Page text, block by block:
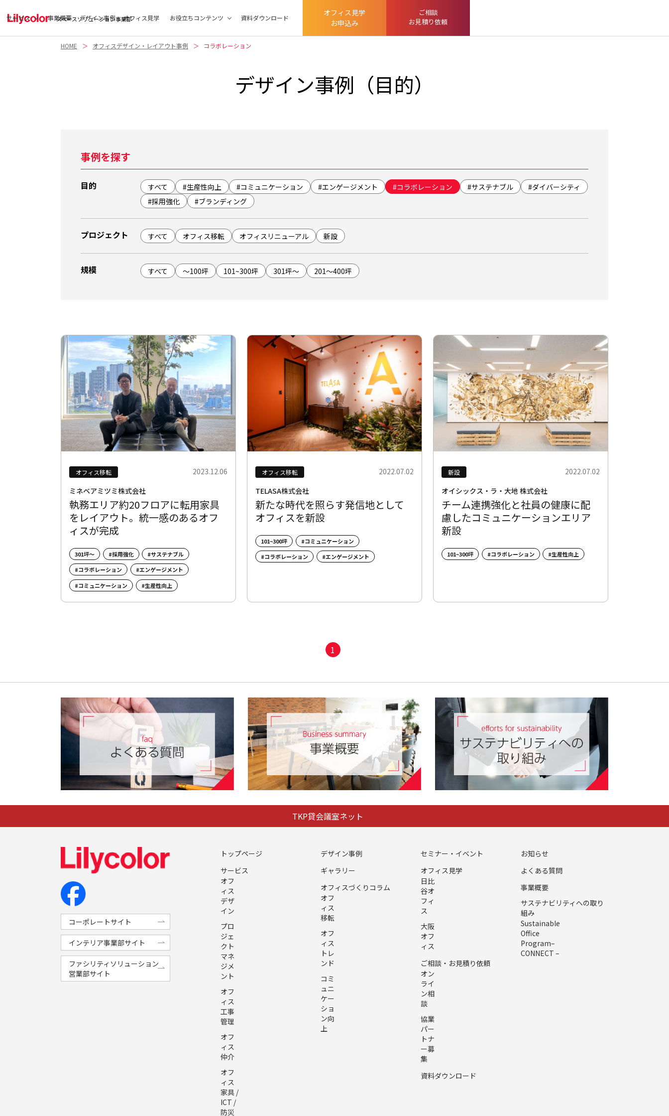
スペースソリューション事業部
サービス 事業概要 デザイン事例 オフィス見学 お役立ちコンテンツ 資料ダウンロード
オフィス見学
お申込み
ご相談
お見積り依頼
HOME オフィスデザイン・レイアウト事例 コラボレーション
デザイン事例（目的）
事例を探す
目的 すべて #生産性向上 #コミュニケーション #エンゲージメント #コラボレーション #サステナブル
#ダイバーシティ
#採用強化
#ブランディング
プロジェクト すべて オフィス移転 オフィスリニューアル 新設
規模 すべて ～100坪 101~300坪 301坪～ 201～400坪
オフィス移転
2023.12.06
ミネベアミツミ株式会社
執務エリア約20フロアに転用家具
をレイアウト。統一感のあるオフ
ィスが完成
301坪～ #採用強化
#サステナブル
#コラボレーション
#エンゲージメント
#コミュニケーション
#生産性向上
オフィス移転
2022.07.02
TELASA株式会社
新たな時代を照らす発信地として
オフィスを新設
101~300坪
#コミュニケーション
#コラボレーション
#エンゲージメント
新設
2022.07.02
オイシックス・ラ・大地 株式会社
チーム連携強化と社員の健康に配
慮したコミュニケーションエリア
新設
101~300坪 #コラボレーション #生産性向上
1
TKP貸会議室ネット
コーポレートサイト
インテリア事業部サイト
ファシリティソリューション
営業部サイト
トップページ
サービス
オフ
ィス
デザ
イン
プロ
ジェ
クト
マネ
ジメ
ント
オフ
ィス
工事
管理
オフ
ィス
仲介
オフ
ィス
家具 /
ICT /
防災
デザイン事例
ギャラリー
オフィスづくりコラム
オフ
ィス
移転
オフ
ィス
トレ
ンド
コミ
ュニ
ケー
ショ
ン向
上
セミナー・イベント
オフィス見学
日比
谷オ
フィ
ス
大阪
オフ
ィス
ご相談・お見積り依頼
オン
ライ
ン相
談
協業
パー
トナ
ー募
集
資料ダウンロード
お知らせ
よくある質問
事業概要
サステナビリティへの取り
組み
Sustainable
Office
Program–
CONNECT –